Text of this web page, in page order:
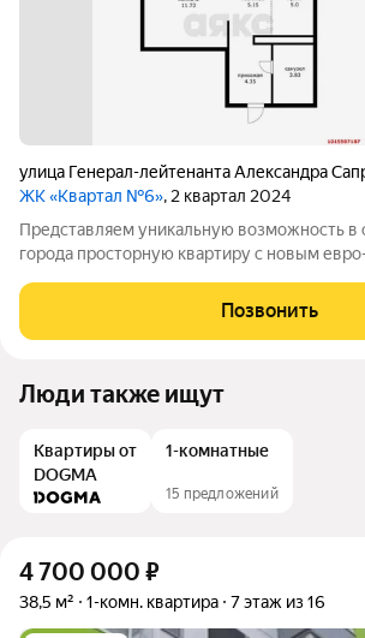
улица Генерал-лейтенанта Александра
ЖК «Квартал №6», 2 квартал 2024
Представляем уникальную возможность в
города просторную квартиру с новым евро-ремонтом в
семьи. Это современное житие,
практичность и эстетику, уже ждет своих
Позвонить
Люди также ищут
Квартиры от
DOGMA
1-комнатные
15 предложений
4 700 000 ₽
38,5 м² 1-комн. квартира 7 этаж из 16